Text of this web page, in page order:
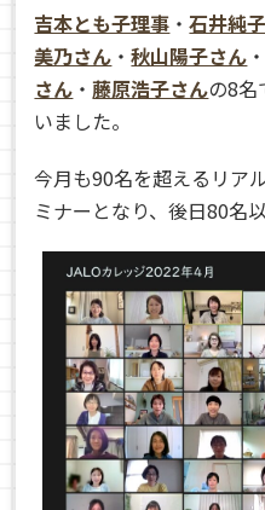
吉本とも子理事 ・石井純
美乃さん ・秋山陽子さん ・
さん ・藤原浩子さんの8名
いました。
今月も90名を超えるリア
ミナーとなり、後日80名